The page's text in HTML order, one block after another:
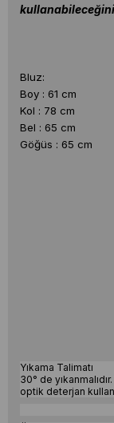
Bluz:
Boy : 61 cm
Kol : 78 cm
Bel : 65 cm
Göğüs : 65 cm
Yıkama Talimatı
30° de
optik deterjan